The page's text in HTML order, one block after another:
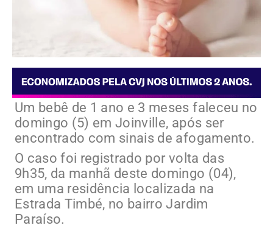
Um bebê de 1 ano e 3 meses faleceu no
domingo (5) em Joinville, após ser
encontrado com sinais de afogamento.
O caso foi registrado por volta das
9h35, da manhã deste domingo (04),
em uma residência localizada na
Estrada Timbé, no bairro Jardim
Paraíso.